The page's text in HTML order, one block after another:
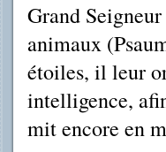
Grand
animaux
étoiles, il leur
intelligence,
mit encore en